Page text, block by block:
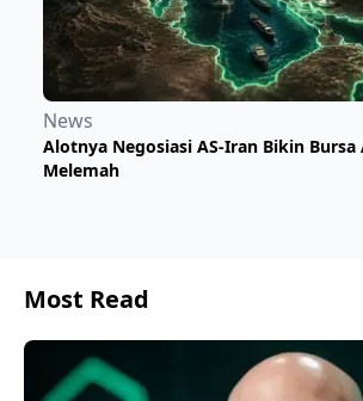
News
Alotnya Negosiasi AS-Iran Bikin Bursa
Melemah
Most Read